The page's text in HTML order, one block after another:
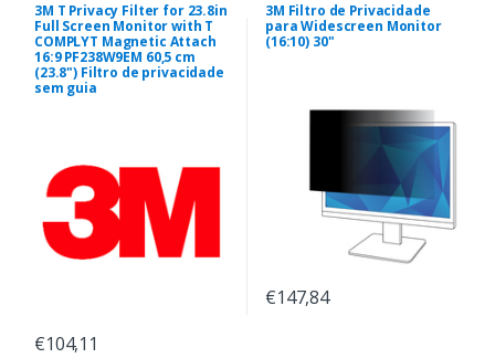
3M T Privacy Filter for 23.8in
Full Screen Monitor with T
COMPLYT Magnetic Attach
16:9 PF238W9EM 60,5 cm
(23.8") Filtro de privacidade
sem guia
€104,11
3M Filtro de Privacidade
para Widescreen Monitor
(16:10) 30"
€147,84